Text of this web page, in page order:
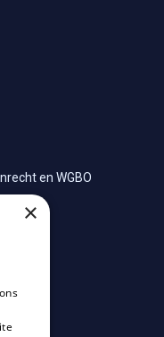
en WGBO
×